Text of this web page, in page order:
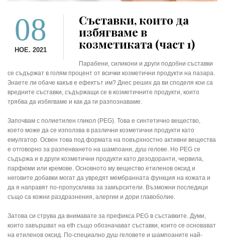
08
НОЕ. 2021
Съставки, които да
избягваме в
козметиката (част 1)
Парабени, силикони и други подобни съставки
се съдържат в голям процент от всички козметични продукти на пазара.
Знаете ли обаче какъв е ефектът им? Днес реших да ви споделя кои са
вредните съставки, съдържащи се в козметичните продукти, които
трябва да избягваме и как да ги разпознаваме.
Започвам с полиетилен гликол (PEG). Това е синтетично вещество,
което може да се използва в различни козметични продукти като
емулгатор. Освен това под формата на повърхностно активни вещества
е отговорно за разпенването на шампоани, душ гелове. Но PEG се
съдържа и в други козметични продукти като дезодоранти, червила,
парфюми или кремове. Основното му вещество етиленов оксид и
неговите добавки могат да увредят мембранната функция на кожата и
да я направят по-пропусклива за замърсители. Възможни последици
също са кожни раздразнения, алергии и дори главоболие.
Затова си струва да внимавате за префикса PEG в съставките. Думи,
които завършват на eth също обозначават съставки, които се основават
на етиленов оксид. По-специално душ геловете и шампоаните най-